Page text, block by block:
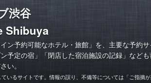
渋谷
Shibuya
ン予約可能なホテル・旅館」を、主要な予約
予定の宿」「閉店した宿泊施設の記録」など
い。
いるサイトです。情報の誤り、不備等については「ご指摘